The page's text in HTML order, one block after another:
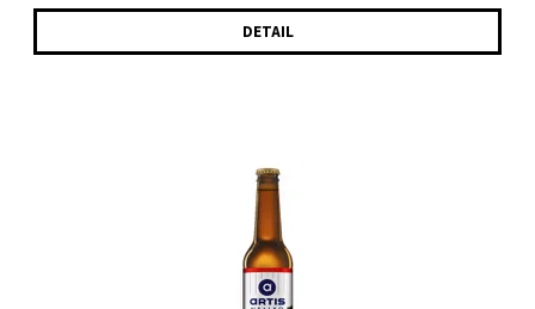
DETAIL
Světlé nealkoholické pivo pro příležitosti, kdy nechceš nebo
nemůžeš. Driver vás překvapí zlatavou barvou, stabilní pěnou i...